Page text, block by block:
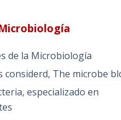
de la Microbiología
considerd, The microbe
especializado en